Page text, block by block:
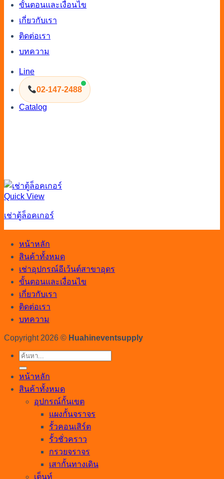
ขั้นตอนและเงื่อนไข
เกี่ยวกับเรา
ติดต่อเรา
บทความ
Line
02-147-2488
Catalog
Quick View
เช่าตู้ล็อคเกอร์
หน้าหลัก
สินค้าทั้งหมด
เช่าอุปกรณ์อีเว้นต์สาขาอุดร
ขั้นตอนและเงื่อนไข
เกี่ยวกับเรา
ติดต่อเรา
บทความ
Copyright 2026 © Huahineventsupply
ค้นหา:
หน้าหลัก
สินค้าทั้งหมด
อุปกรณ์กั้นเขต
แผงกั้นจราจร
รั้วคอนเสิร์ต
รั้วชั่วคราว
กรวยจราจร
เสากั้นทางเดิน
เต็นท์